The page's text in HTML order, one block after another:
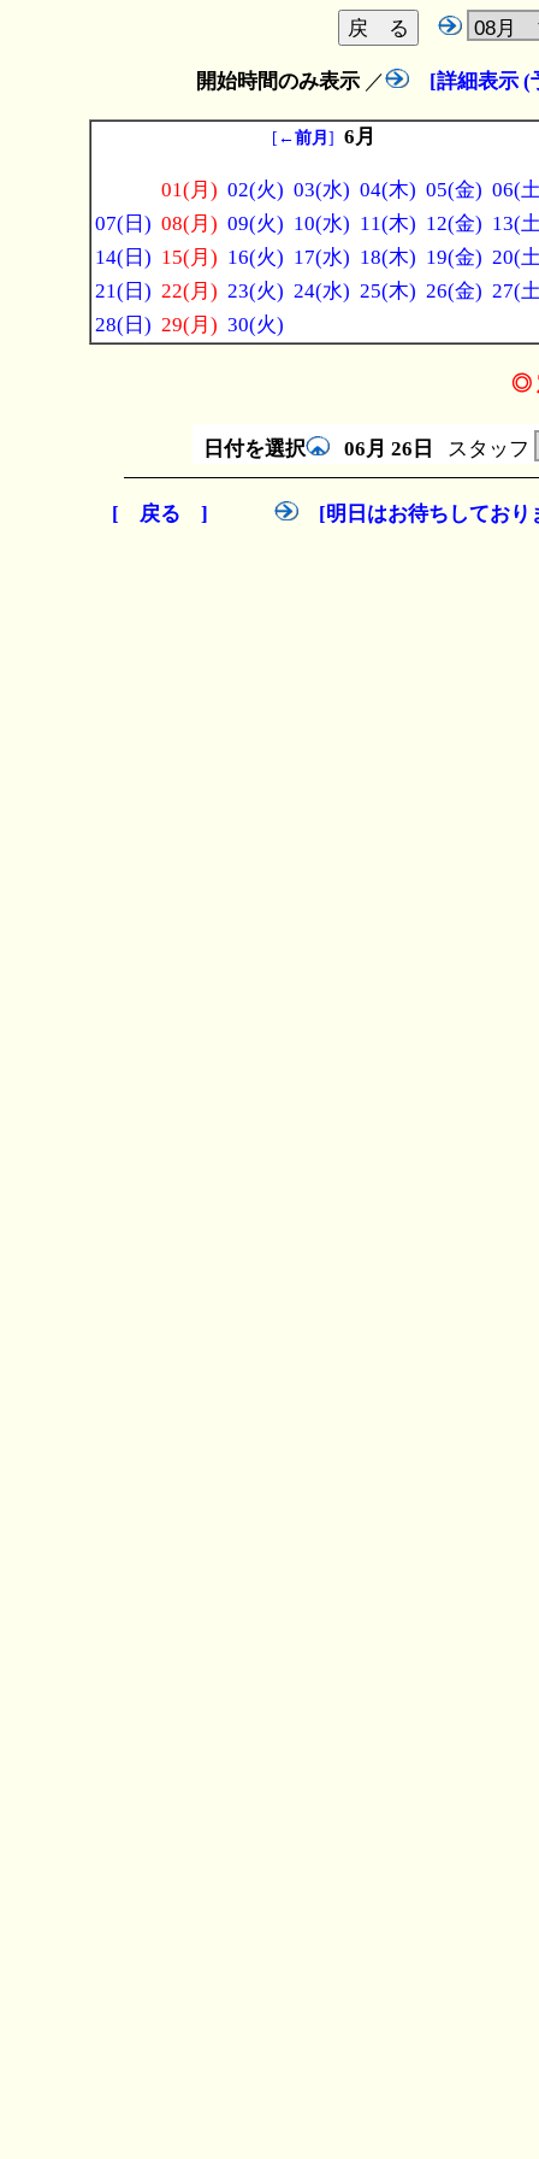
開始時間のみ表示 ／ [詳細表示 (
[ ←前月 ] 6月
01(月) 02(火) 03(水) 04(木) 05(金) 06(
07(日) 08(月) 09(火) 10(水) 11(木) 12(金) 13(
14(日) 15(月) 16(火) 17(水) 18(木) 19(金) 20(
21(日) 22(月) 23(火) 24(水) 25(木) 26(金) 27(
28(日) 29(月) 30(火)
◎
日付を選択 06月 26日 スタッフ
[ 戻る ] [明日はお待ちしてお